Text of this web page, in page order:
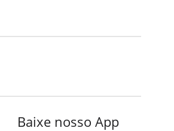
Baixe nosso App